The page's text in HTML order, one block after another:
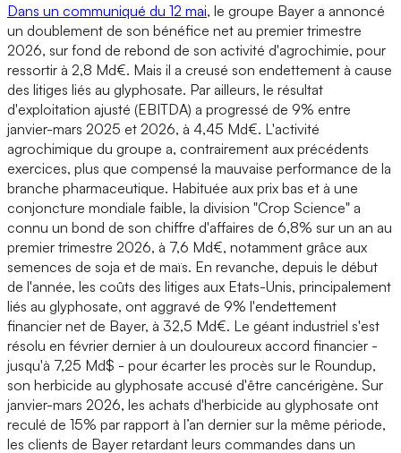
Dans un communiqué du 12 mai, le groupe Bayer a annoncé
un doublement de son bénéfice net au premier trimestre
2026, sur fond de rebond de son activité d'agrochimie, pour
ressortir à 2,8 Md€. Mais il a creusé son endettement à cause
des litiges liés au glyphosate. Par ailleurs, le résultat
d'exploitation ajusté (EBITDA) a progressé de 9% entre
janvier-mars 2025 et 2026, à 4,45 Md€. L'activité
agrochimique du groupe a, contrairement aux précédents
exercices, plus que compensé la mauvaise performance de la
branche pharmaceutique. Habituée aux prix bas et à une
conjoncture mondiale faible, la division "Crop Science" a
connu un bond de son chiffre d'affaires de 6,8% sur un an au
premier trimestre 2026, à 7,6 Md€, notamment grâce aux
semences de soja et de maïs. En revanche, depuis le début
de l'année, les coûts des litiges aux Etats-Unis, principalement
liés au glyphosate, ont aggravé de 9% l'endettement
financier net de Bayer, à 32,5 Md€. Le géant industriel s'est
résolu en février dernier à un douloureux accord financier -
jusqu'à 7,25 Md$ - pour écarter les procès sur le Roundup,
son herbicide au glyphosate accusé d'être cancérigène. Sur
janvier-mars 2026, les achats d'herbicide au glyphosate ont
reculé de 15% par rapport à l’an dernier sur la même période,
les clients de Bayer retardant leurs commandes dans un